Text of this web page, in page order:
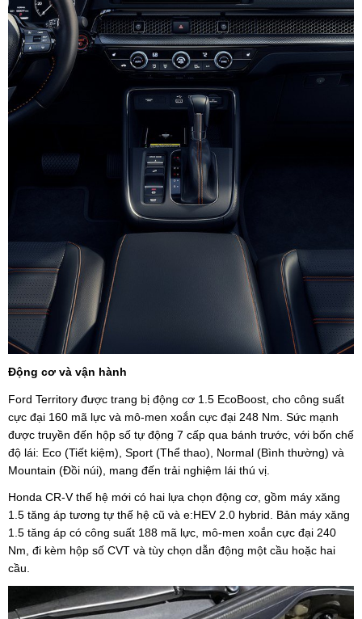
Động cơ và vận hành
Ford Territory được trang bị động cơ 1.5 EcoBoost, cho công suất
cực đại 160 mã lực và mô-men xoắn cực đại 248 Nm. Sức mạnh
được truyền đến hộp số tự động 7 cấp qua bánh trước, với bốn chế
độ lái: Eco (Tiết kiệm), Sport (Thể thao), Normal (Bình thường) và
Mountain (Đồi núi), mang đến trải nghiệm lái thú vị.
Honda CR-V thế hệ mới có hai lựa chọn động cơ, gồm máy xăng
1.5 tăng áp tương tự thế hệ cũ và e:HEV 2.0 hybrid. Bản máy xăng
1.5 tăng áp có công suất 188 mã lực, mô-men xoắn cực đại 240
Nm, đi kèm hộp số CVT và tùy chọn dẫn động một cầu hoặc hai
cầu.